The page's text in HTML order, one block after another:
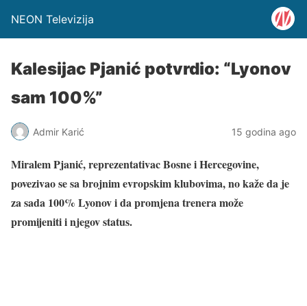
NEON Televizija
Kalesijac Pjanić potvrdio: “Lyonov
sam 100%”
Admir Karić 15 godina ago
Miralem Pjanić, reprezentativac Bosne i Hercegovine,
povezivao se sa brojnim evropskim klubovima, no kaže da je
za sada 100% Lyonov i da promjena trenera može
promijeniti i njegov status.